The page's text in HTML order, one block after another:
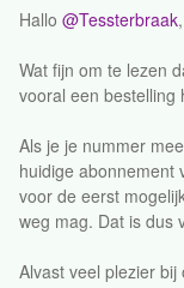
Hallo @Tessterbraak,
Wat fijn om te lezen
vooral een bestelling
Als je je nummer
huidige abonnement
voor de eerst
weg mag. Dat is dus
Alvast veel plezier bij